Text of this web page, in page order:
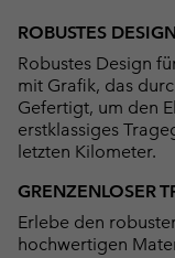
ROBUSTES
Robustes Design
mit Grafik, das
Gefertigt, um den
erstklassiges
letzten Kilometer.
GRENZENLOSER
Erlebe den
hochwertigen